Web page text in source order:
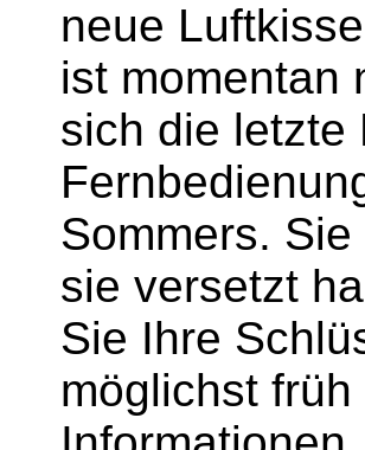
neue
ist momentan
sich die letzte
Sommers.
sie versetzt
Sie Ihre
möglichst